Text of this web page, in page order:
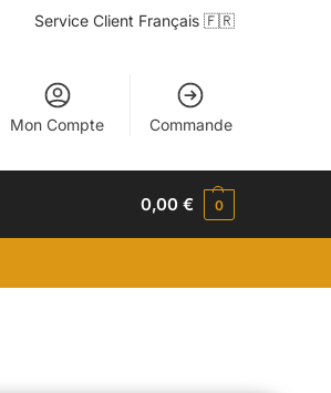
Service Client Français 🇫🇷
Mon Compte Commande
0,00€ 0